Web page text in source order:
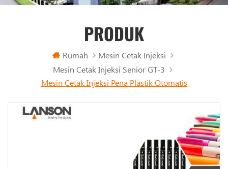
PRODUK
Rumah
Mesin Cetak Injeksi
Mesin Cetak Injeksi Senior GT-3
Mesin Cetak Injeksi Pena Plastik Otomatis